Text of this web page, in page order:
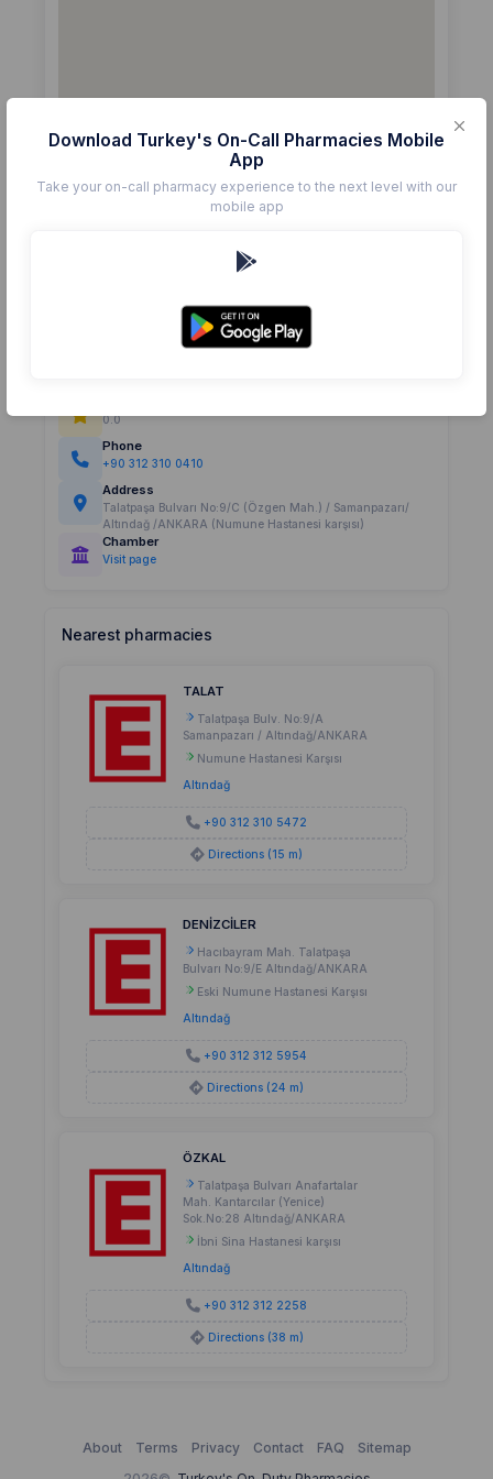
0.0
Phone
+90 312 310 0410
Address
Talatpaşa Bulvarı No:9/C (Özgen Mah.) / Samanpazarı/
Altındağ /ANKARA (Numune Hastanesi karşısı)
Chamber
Visit page
Nearest pharmacies
TALAT
Talatpaşa Bulv. No:9/A
Samanpazarı / Altındağ/ANKARA
Numune Hastanesi Karşısı
Altındağ
+90 312 310 5472
Directions (15 m)
DENİZCİLER
Hacıbayram Mah. Talatpaşa
Bulvarı No:9/E Altındağ/ANKARA
Eski Numune Hastanesi Karşısı
Altındağ
+90 312 312 5954
Directions (24 m)
ÖZKAL
Talatpaşa Bulvarı Anafartalar
Mah. Kantarcılar (Yenice)
Sok.No:28 Altındağ/ANKARA
İbni Sina Hastanesi karşısı
Altındağ
+90 312 312 2258
Directions (38 m)
About Terms Privacy Contact FAQ Sitemap
Download Turkey's On-Call Pharmacies Mobile
App
Take your on-call pharmacy experience to the next level with our
mobile app